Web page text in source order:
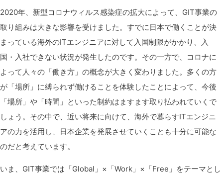
2020年、新型コロナウィルス感染症の拡大によって、GIT事業の
取り組みは大きな影響を受けました。すでに日本で働くことが決
まっている海外のITエンジニアに対して入国制限がかかり、入
国・入社できない状況が発生したのです。その一方で、コロナに
よって人々の「働き方」の概念が大きく変わりました。多くの方
が「場所」に縛られず働けることを体験したことによって、今後
「場所」や「時間」といった制約はますます取り払われていくで
しょう。その中で、近い将来に向けて、海外で暮らすITエンジニ
アの力を活用し、日本企業を発展させていくことも十分に可能な
のだと考えています。
いま、GIT事業では「Global」×「Work」×「Free」をテーマとし